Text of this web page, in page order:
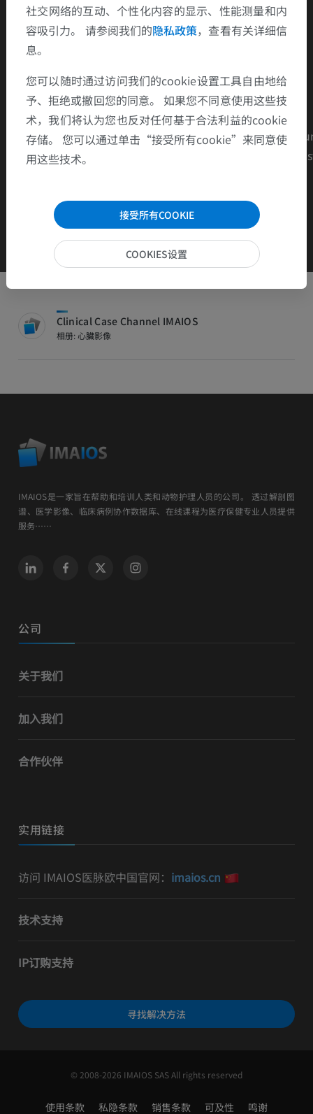
Diag. Diff.
Cardiomyopathie restrictive.
OAP
Points clés
Le septum paradoxal majoré à l'inspiration est un
ent clé pour différencier une péricardite chronique
Clinical Case Channel IMAIOS
相册: 心臟影像
IMAIOS是一家旨在帮助和培训人类和动物护理人员的公司。 透过解剖图
谱、医学影像、临床病例协作数据库、在线课程为医疗保健专业人员提供
服务……
公司
关于我们
加入我们
合作伙伴
实用链接
访问 IMAIOS医脉欧中国官网： imaios.cn
技术支持
IP订购支持
寻找解决方法
© 2008-2026 IMAIOS SAS All rights reserved
使用条款 私隐条款 销售条款 可及性 鸣谢
社交网络的互动、个性化内容的显示、性能测量和内
容吸引力。 请参阅我们的隐私政策，查看有关详细信
息。
您可以随时通过访问我们的cookie设置工具自由地给
予、拒绝或撤回您的同意。 如果您不同意使用这些技
术，我们将认为您也反对任何基于合法利益的cookie
存储。 您可以通过单击“接受所有cookie”来同意使
用这些技术。
接受所有COOKIE
COOKIES设置